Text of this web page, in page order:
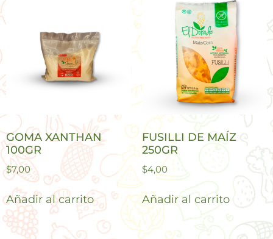
GOMA XANTHAN
100GR
$7,00
Añadir al carrito
FUSILLI DE MAÍZ
250GR
$4,00
Añadir al carrito